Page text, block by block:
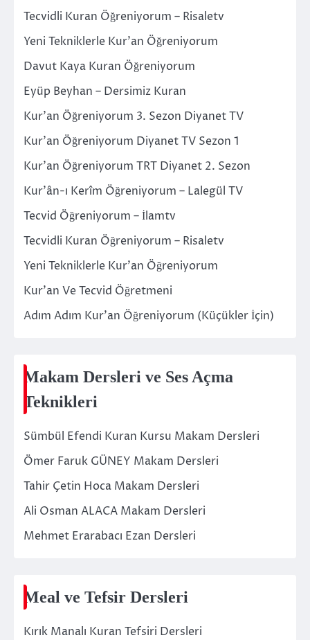
Tecvidli Kuran Öğreniyorum – Risaletv
Yeni Tekniklerle Kur’an Öğreniyorum
Davut Kaya Kuran Öğreniyorum
Eyüp Beyhan – Dersimiz Kuran
Kur’an Öğreniyorum 3. Sezon Diyanet TV
Kur’an Öğreniyorum Diyanet TV Sezon 1
Kur’an Öğreniyorum TRT Diyanet 2. Sezon
Kur’ân-ı Kerîm Öğreniyorum – Lalegül TV
Tecvid Öğreniyorum – İlamtv
Tecvidli Kuran Öğreniyorum – Risaletv
Yeni Tekniklerle Kur’an Öğreniyorum
Kur’an Ve Tecvid Öğretmeni
Adım Adım Kur’an Öğreniyorum (Küçükler İçin)
Makam Dersleri ve Ses Açma
Teknikleri
Sümbül Efendi Kuran Kursu Makam Dersleri
Ömer Faruk GÜNEY Makam Dersleri
Tahir Çetin Hoca Makam Dersleri
Ali Osman ALACA Makam Dersleri
Mehmet Erarabacı Ezan Dersleri
Meal ve Tefsir Dersleri
Kırık Manalı Kuran Tefsiri Dersleri